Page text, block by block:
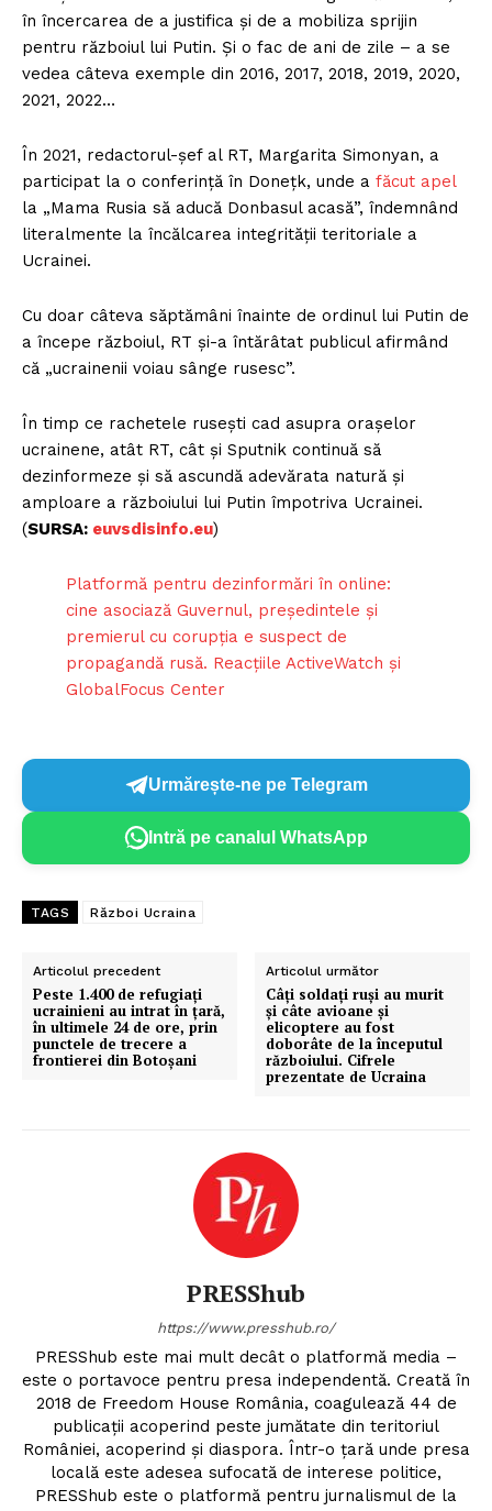
Un proiect
FREEDOM HOUSE ROMÂNIA
PRESShub
Proiecte editoriale
Rețea
Contact
în încercarea de a justifica și de a mobiliza sprijin
pentru războiul lui Putin. Și o fac de ani de zile – a se
vedea câteva exemple din 2016, 2017, 2018, 2019, 2020,
2021, 2022…
În 2021, redactorul-șef al RT, Margarita Simonyan, a
participat la o conferință în Donețk, unde a făcut apel
la „Mama Rusia să aducă Donbasul acasă”, îndemnând
literalmente la încălcarea integrității teritoriale a
Ucrainei.
Cu doar câteva săptămâni înainte de ordinul lui Putin de
a începe războiul, RT și-a întărâtat publicul afirmând
că „ucrainenii voiau sânge rusesc”.
În timp ce rachetele rusești cad asupra orașelor
ucrainene, atât RT, cât și Sputnik continuă să
dezinformeze și să ascundă adevărata natură și
amploare a războiului lui Putin împotriva Ucrainei.
(SURSA: euvsdisinfo.eu)
Platformă pentru dezinformări în online:
cine asociază Guvernul, președintele și
premierul cu corupția e suspect de
propagandă rusă. Reacțiile ActiveWatch și
GlobalFocus Center
Urmărește-ne pe Telegram
Intră pe canalul WhatsApp
TAGS Război Ucraina
Articolul precedent
Peste 1.400 de refugiați
ucrainieni au intrat în țară,
în ultimele 24 de ore, prin
punctele de trecere a
frontierei din Botoşani
Articolul următor
Câți soldați ruși au murit
și câte avioane și
elicoptere au fost
doborâte de la începutul
războiului. Cifrele
prezentate de Ucraina
PRESShub
https://www.presshub.ro/
PRESShub este mai mult decât o platformă media –
este o portavoce pentru presa independentă. Creată în
2018 de Freedom House România, coagulează 44 de
publicații acoperind peste jumătate din teritoriul
României, acoperind și diaspora. Într-o țară unde presa
locală este adesea sufocată de interese politice,
PRESShub este o platformă pentru jurnalismul de la